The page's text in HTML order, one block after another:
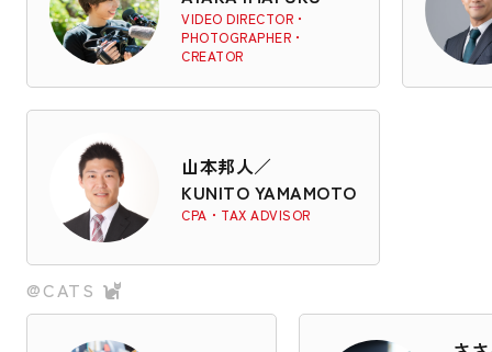
VIDEO DIRECTOR・
PHOTOGRAPHER・
CREATOR
山本邦人／
KUNITO YAMAMOTO
CPA・TAX ADVISOR
@CATS